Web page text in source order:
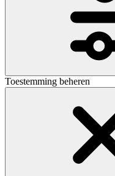
Toestemming beheren